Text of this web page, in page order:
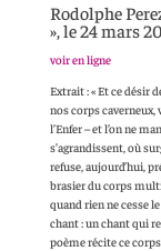
Rodolphe
», le 24 mars
voir en ligne
Extrait : « Et ce désir
nos corps caverneux,
l’Enfer – et l’on ne
s’agrandissent, où
refuse, aujourd’hui,
brasier du corps
quand rien ne cesse
chant : un chant qui
poème récite ce